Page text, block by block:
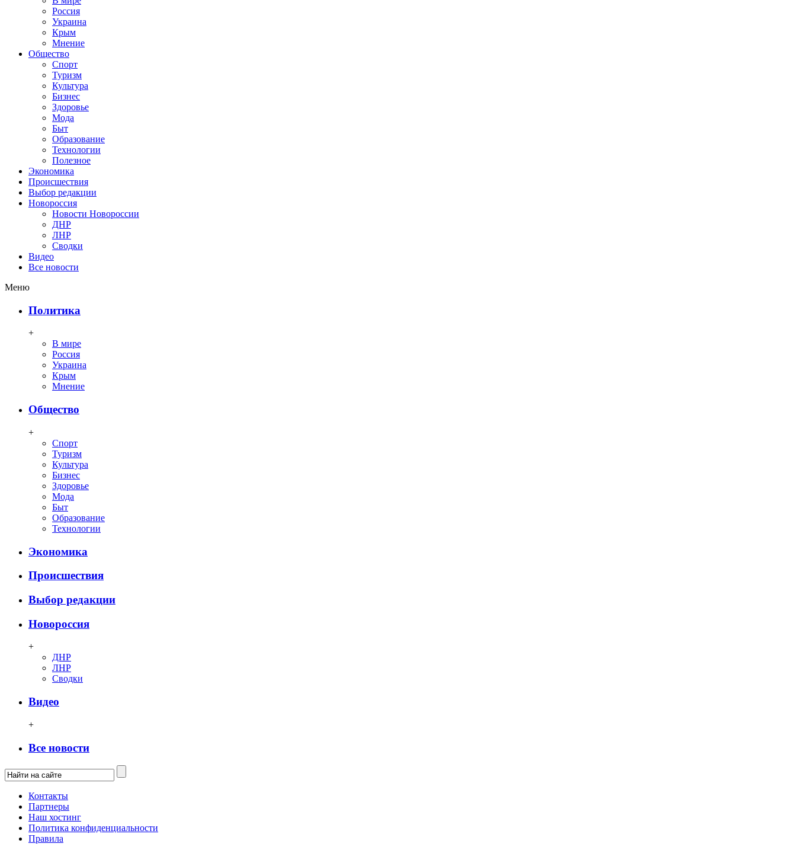
Россия
Украина
Крым
Мнение
Общество
Спорт
Туризм
Культура
Бизнес
Здоровье
Мода
Быт
Образование
Технологии
Полезное
Экономика
Происшествия
Выбор редакции
Новороссия
Новости Новороссии
ДНР
ЛНР
Сводки
Видео
Все новости
Меню
Политика
+
В мире
Россия
Украина
Крым
Мнение
Общество
+
Спорт
Туризм
Культура
Бизнес
Здоровье
Мода
Быт
Образование
Технологии
Экономика
Происшествия
Выбор редакции
Новороссия
+
ДНР
ЛНР
Сводки
Видео
+
Все новости
Контакты
Партнеры
Наш хостинг
Политика конфиденциальности
Правила